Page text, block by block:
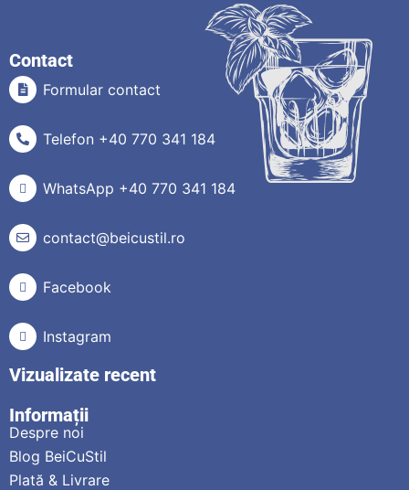
Contact
Formular contact
Telefon +40 770 341 184
WhatsApp +40 770 341 184
contact@beicustil.ro
Facebook
Instagram
Vizualizate recent
Informații
Despre noi
Blog BeiCuStil
Plată & Livrare